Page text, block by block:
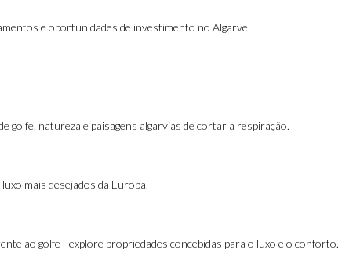
e oportunidades de investimento no Algarve.
golfe, natureza e paisagens algarvias de cortar a respiração.
mais desejados da Europa.
ao golfe - explore propriedades concebidas para o luxo e o conforto.